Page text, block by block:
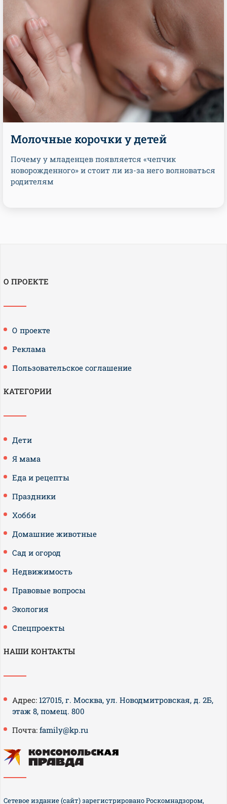
Молочные корочки у детей
Почему у младенцев появляется «чепчик
новорожденного» и стоит ли из-за него волноваться
родителям
О ПРОЕКТЕ
О проекте
Реклама
Пользовательское соглашение
КАТЕГОРИИ
Дети
Я мама
Еда и рецепты
Праздники
Хобби
Домашние животные
Сад и огород
Недвижимость
Правовые вопросы
Экология
Спецпроекты
НАШИ КОНТАКТЫ
Адрес: 127015, г. Москва, ул. Новодмитровская, д. 2Б,
этаж 8, помещ. 800
Почта: family@kp.ru
Сетевое издание (сайт) зарегистрировано Роскомнадзором,